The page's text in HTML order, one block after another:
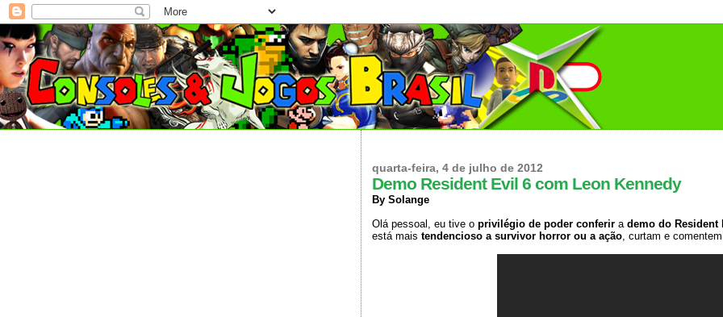
quarta-feira, 4 de julho de 2012
Demo Resident Evil 6 com Leon Kennedy
By Solange
Olá pessoal, eu tive oprivilégio de poder conferir ademo do Resident
está mais tendencioso a survivor horror ou a ação, curtam e